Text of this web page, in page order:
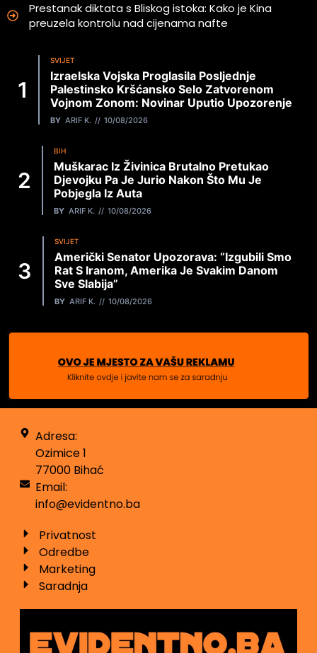
Prestanak diktata s Bliskog istoka: Kako je Kina
preuzela kontrolu nad cijenama nafte
SVIJET
Izraelska Vojska Proglasila Posljednje
Palestinsko Kršćansko Selo Zatvorenom
Vojnom Zonom: Novinar Uputio Upozorenje
BY ARIF K. 10/08/2026
BIH
Muškarac Iz Živinica Brutalno Pretukao
Djevojku Pa Je Jurio Nakon Što Mu Je
Pobjegla Iz Auta
BY ARIF K. 10/08/2026
SVIJET
Američki Senator Upozorava: “Izgubili Smo
Rat S Iranom, Amerika Je Svakim Danom
Sve Slabija”
BY ARIF K. 10/08/2026
Adresa:
Ozimice 1
77000 Bihać
Email:
info@evidentno.ba
Privatnost
Odredbe
Marketing
Saradnja